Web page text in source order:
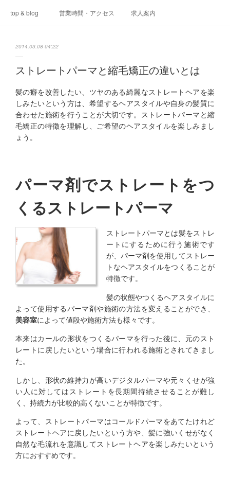
top & blog 営業時間・アクセス 求人案内
2014.03.08 04:22
ストレートパーマと縮毛矯正の違いとは